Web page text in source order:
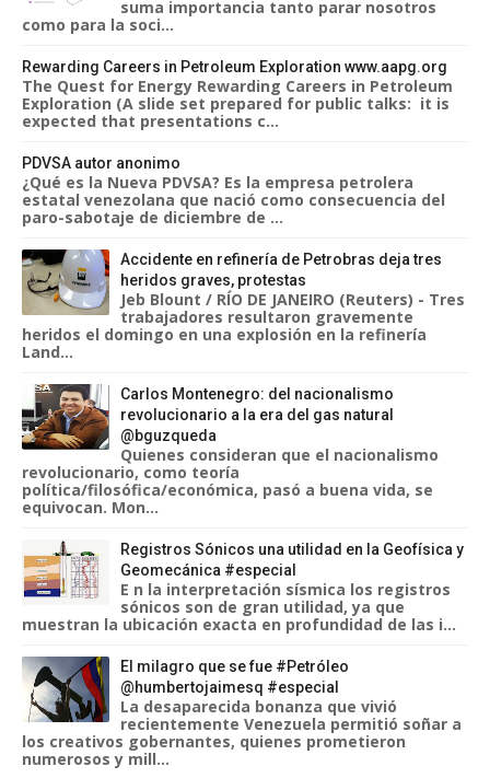
suma importancia tanto parar nosotros
como para la soci...
Rewarding Careers in Petroleum Exploration www.aapg.org
The Quest for Energy Rewarding Careers in Petroleum
Exploration (A slide set prepared for public talks: it is
expected that presentations c...
PDVSA autor anonimo
¿Qué es la Nueva PDVSA? Es la empresa petrolera
estatal venezolana que nació como consecuencia del
paro-sabotaje de diciembre de ...
Accidente en refinería de Petrobras deja tres
heridos graves, protestas
Jeb Blount / RÍO DE JANEIRO (Reuters) - Tres
trabajadores resultaron gravemente
heridos el domingo en una explosión en la refinería
Land...
Carlos Montenegro: del nacionalismo
revolucionario a la era del gas natural
@bguzqueda
Quienes consideran que el nacionalismo
revolucionario, como teoría
política/filosófica/económica, pasó a buena vida, se
equivocan. Mon...
Registros Sónicos una utilidad en la Geofísica y
Geomecánica #especial
E n la interpretación sísmica los registros
sónicos son de gran utilidad, ya que
muestran la ubicación exacta en profundidad de las i...
El milagro que se fue #Petróleo
@humbertojaimesq #especial
La desaparecida bonanza que vivió
recientemente Venezuela permitió soñar a
los creativos gobernantes, quienes prometieron
numerosos y mill...